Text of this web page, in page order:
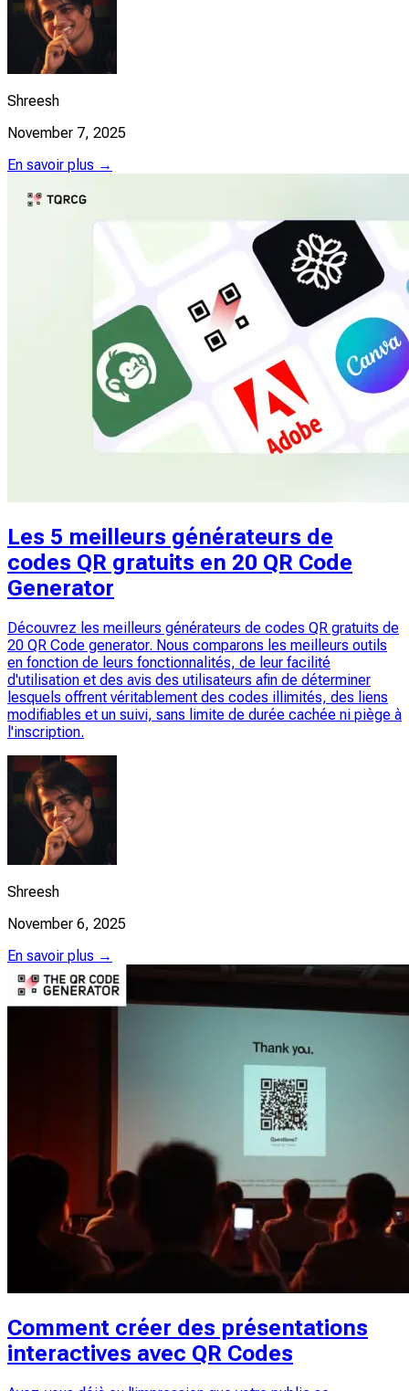
Shreesh
November 7, 2025
En savoir plus →
Les 5 meilleurs générateurs de
codes QR gratuits en 20 QR Code
Generator
Découvrez les meilleurs générateurs de codes QR gratuits de
20 QR Code generator. Nous comparons les meilleurs outils
en fonction de leurs fonctionnalités, de leur facilité
d'utilisation et des avis des utilisateurs afin de déterminer
lesquels offrent véritablement des codes illimités, des liens
modifiables et un suivi, sans limite de durée cachée ni piège à
l'inscription.
Shreesh
November 6, 2025
En savoir plus →
Comment créer des présentations
interactives avec QR Codes